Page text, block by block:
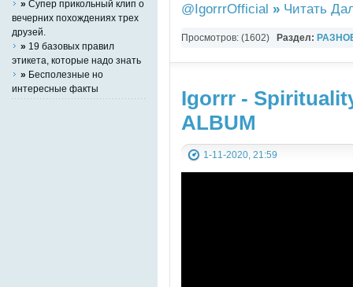
@IgorrrOfficial » Читать
Просмотров: (1602) Раздел:
Igorrr -
ALBUM
1-11-2020, 21:59
» Супер прикольный клип о
вечерних похождениях трех
друзей.
» 19 базовых правил
этикета, которые надо знать
» Бесполезные но
интересные факты